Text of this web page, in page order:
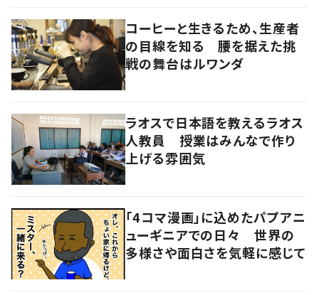
コーヒーと生きるため、生産者
の目線を知る 腰を据えた挑
戦の舞台はルワンダ
ラオスで日本語を教えるラオス
人教員 授業はみんなで作り
上げる雰囲気
「4コマ漫画」に込めたパプアニ
ューギニアでの日々 世界の
多様さや面白さを気軽に感じて